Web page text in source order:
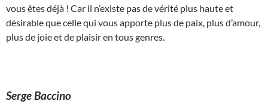
vous êtes déjà ! Car il n’existe pas de vérité plus haute et
désirable que celle qui vous apporte plus de paix, plus d’amour,
plus de joie et de plaisir en tous genres.
Serge Baccino